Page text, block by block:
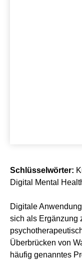
Schlüsselwörter:
Digital Mental
Digitale
sich als Ergänzung
Überbrücken von
häufig genanntes